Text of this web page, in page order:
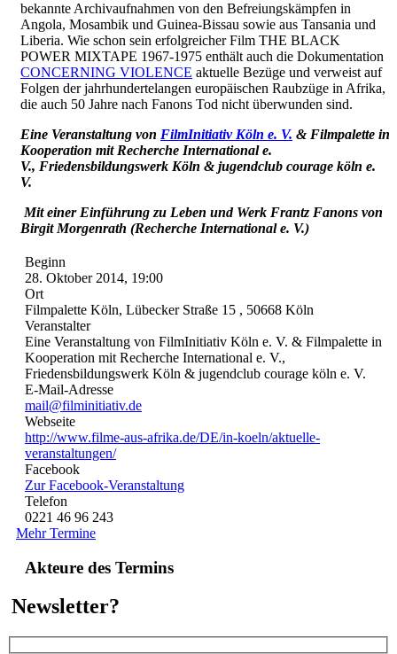
bekannte Archivaufnahmen von den Befreiungskämpfen in
Angola, Mosambik und Guinea-Bissau sowie aus Tansania und
Liberia. Wie schon sein erfolgreicher Film THE BLACK
POWER MIXTAPE 1967-1975 enthält auch die Dokumentation
CONCERNING VIOLENCE aktuelle Bezüge und verweist auf
Folgen der jahrhundertelangen europäischen Raubzüge in Afrika,
die auch 50 Jahre nach Fanons Tod nicht überwunden sind.
Eine Veranstaltung von FilmInitiativ Köln e. V. & Filmpalette in
Kooperation mit Recherche International e.
V., Friedensbildungswerk Köln & jugendclub courage köln e.
V.
Mit einer Einführung zu Leben und Werk Frantz Fanons von
Birgit Morgenrath (Recherche International e. V.)
Beginn
28. Oktober 2014, 19:00
Ort
Filmpalette Köln, Lübecker Straße 15 , 50668 Köln
Veranstalter
Eine Veranstaltung von FilmInitiativ Köln e. V. & Filmpalette in
Kooperation mit Recherche International e. V.,
Friedensbildungswerk Köln & jugendclub courage köln e. V.
E-Mail-Adresse
mail@filminitiativ.de
Webseite
http://www.filme-aus-afrika.de/DE/in-koeln/aktuelle-
veranstaltungen/
Facebook
Zur Facebook-Veranstaltung
Telefon
0221 46 96 243
Mehr Termine
Akteure des Termins
Newsletter?